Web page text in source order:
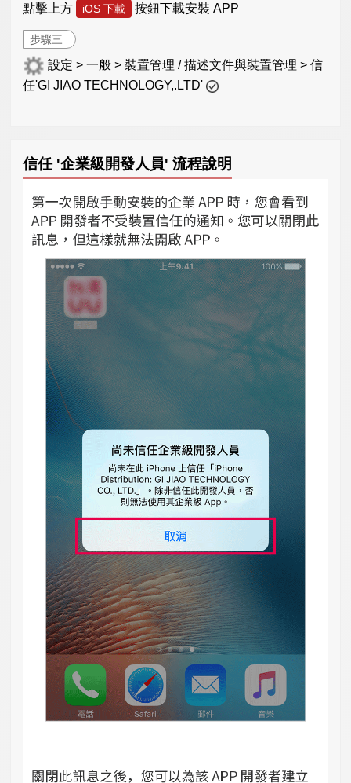
點擊上方 iOS 下載 按鈕下載安裝 APP
步驟三
設定 > 一般 > 裝置管理 / 描述文件與裝置管理 > 信
任'GI JIAO TECHNOLOGY,.LTD'
信任 '企業級開發人員' 流程說明